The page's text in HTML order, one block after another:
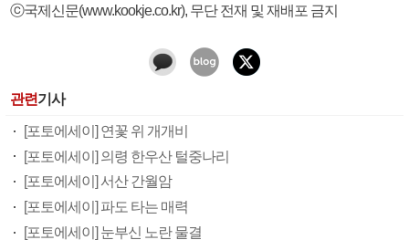
ⓒ국제신문(www.kookje.co.kr), 무단 전재 및 재배포 금지
관련기사
[포토에세이] 연꽃 위 개개비
[포토에세이] 의령 한우산 털중나리
[포토에세이] 서산 간월암
[포토에세이] 파도 타는 매력
[포토에세이] 눈부신 노란 물결